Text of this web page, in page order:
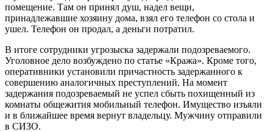
помещение. Там он принял душ, надел вещи,
принадлежавшие хозяину дома, взял его телефон со стола и
ушел. Телефон он продал, а деньги потратил.
В итоге сотрудники угрозыска задержали подозреваемого.
Уголовное дело возбуждено по статье «Кража». Кроме того,
оперативники установили причастность задержанного к
совершению аналогичных преступлений. На момент
задержания подозреваемый не успел сбыть похищенный из
комнаты общежития мобильный телефон. Имущество изъяли
и в ближайшее время вернут владельцу. Мужчину отправили
в СИЗО.